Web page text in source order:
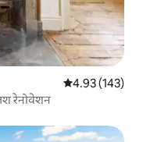
औसत रेटिंग 5 में से
4.93 (143)
रेनोवेशन